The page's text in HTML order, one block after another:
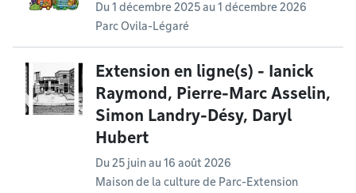
Du 1 décembre 2025au 1 décembre 2026
Parc Ovila-Légaré
Extension en ligne(s) - Ianick
Raymond, Pierre-Marc Asselin,
Simon Landry-Désy, Daryl
Hubert
Du 25 juinau 16 août 2026
Maison de la culture de Parc-Extension